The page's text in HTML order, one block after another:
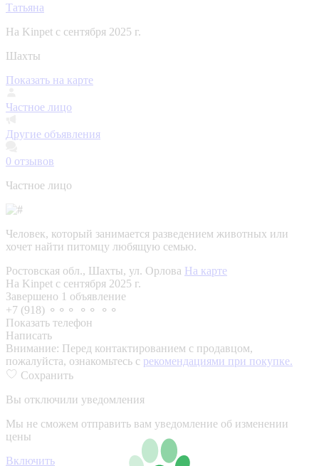
Татьяна
На Kinpet c сентября 2025 г.
Шахты
Показать на карте
Частное лицо
Другие объявления
0 отзывов
Частное лицо
Человек, который занимается разведением животных или
хочет найти питомцу любящую семью.
Ростовская обл., Шахты, ул. Орлова На карте
На Kinpet c сентября 2025 г.
Завершено 1 объявление
+7 (918) ⚬⚬⚬ ⚬⚬ ⚬⚬
Показать телефон
Написать
Внимание: Перед контактированием с продавцом,
пожалуйста, ознакомьтесь с рекомендациями при покупке.
Сохранить
Вы отключили уведомления
Мы не сможем отправить вам уведомление об изменении
цены
Включить